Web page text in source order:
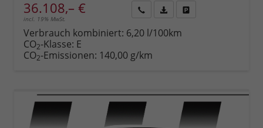
36.108,– €
incl. 19% MwSt.
anfordern
Datei,
Verbrauch kombiniert: 6,20 l/100km
CO2-Klasse: E
CO2-Emissionen: 140,00 g/km